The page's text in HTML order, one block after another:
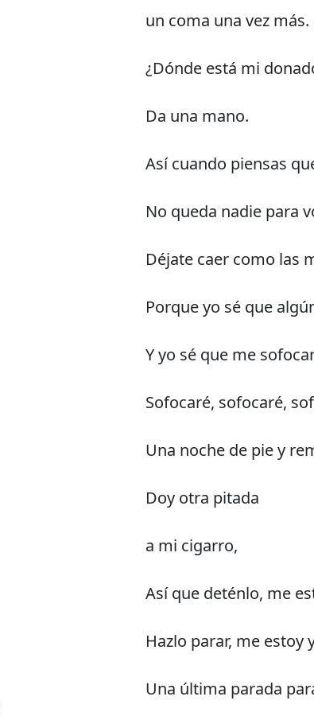
un coma una vez más.
¿Dónde está mi
Da una mano.
Así cuando piensas
No queda nadie para
Déjate caer como las
Porque yo sé que
Y yo sé que me
Sofocaré, sofocaré,
Una noche de pie y
Doy otra pitada
a mi cigarro,
Así que deténlo, me
Hazlo parar, me estoy
Una última parada